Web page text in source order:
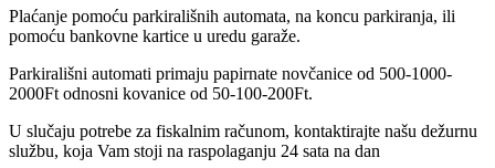
Plaćanje pomoću parkirališnih automata, na koncu parkiranja, ili
pomoću bankovne kartice u uredu garaže.
Parkirališni automati primaju papirnate novčanice od 500-1000-
2000Ft odnosni kovanice od 50-100-200Ft.
U slučaju potrebe za fiskalnim računom, kontaktirajte našu dežurnu
službu, koja Vam stoji na raspolaganju 24 sata na dan